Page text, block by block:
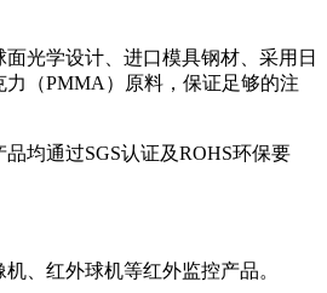
学设计、进口模具钢材、采用日
（PMMA）原料，保证足够的注
品均通过SGS认证及ROHS环保要
、红外球机等红外监控产品。